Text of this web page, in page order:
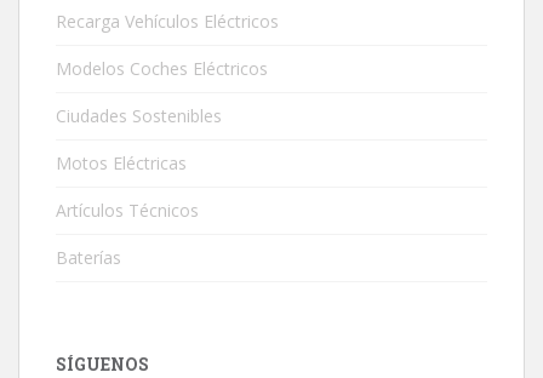
Recarga Vehículos Eléctricos
Modelos Coches Eléctricos
Ciudades Sostenibles
Motos Eléctricas
Artículos Técnicos
Baterías
SÍGUENOS